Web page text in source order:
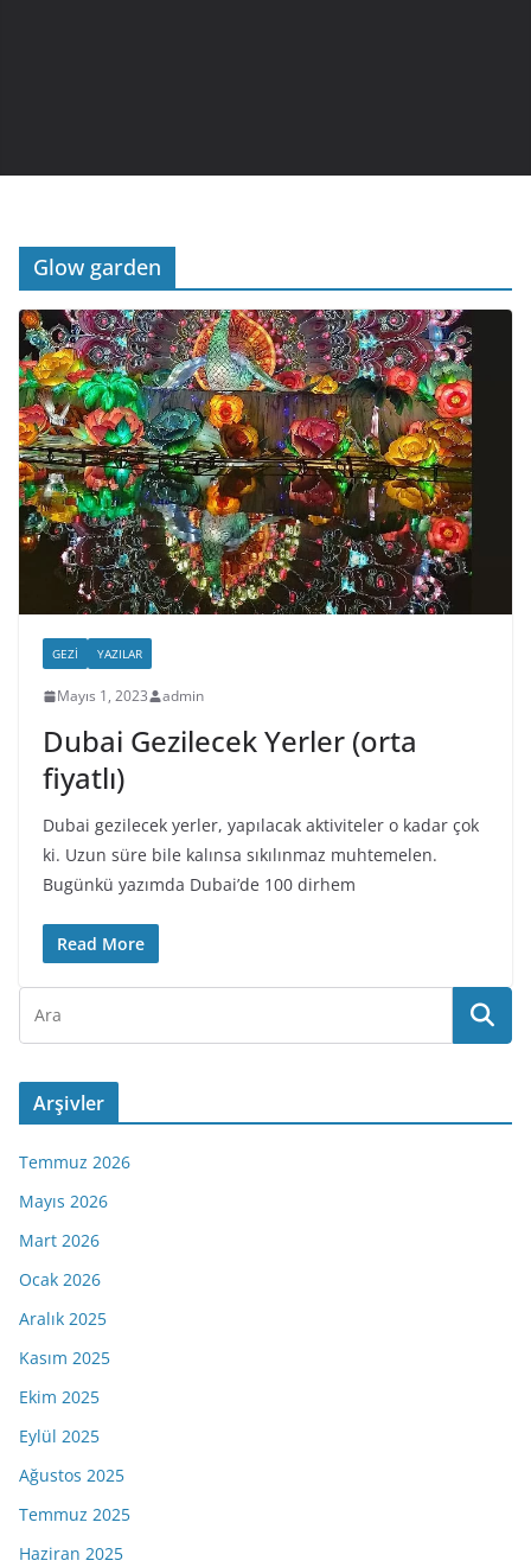
Glow garden
GEZI YAZILAR
Mayıs 1, 2023 admin
Dubai Gezilecek Yerler (orta
fiyatlı)
Dubai gezilecek yerler, yapılacak aktiviteler o kadar çok
ki. Uzun süre bile kalınsa sıkılınmaz muhtemelen.
Bugünkü yazımda Dubai’de 100 dirhem
Read More
Arşivler
Temmuz 2026
Mayıs 2026
Mart 2026
Ocak 2026
Aralık 2025
Kasım 2025
Ekim 2025
Eylül 2025
Ağustos 2025
Temmuz 2025
Haziran 2025